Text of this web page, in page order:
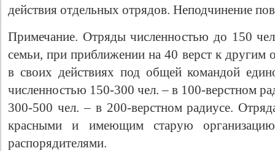
действия отдельных отрядов. Неподчинение
Примечание. Отряды численностью до 150
семьи, при приближении на 40 верст к другим
в своих действиях под общей командой
численностью 150-300 чел. – в 100-верстном
300-500 чел. – в 200-верстном радиусе.
красными и имеющим старую организацию,
распорядителями.